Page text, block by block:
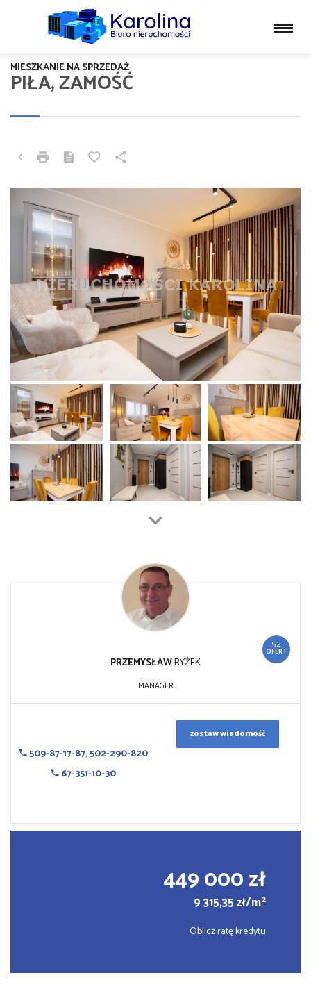
PIŁA, ZAMOŚĆ
MIESZKANIE NA SPRZEDAŻ
52
OFERT
PRZEMYSŁAWRYŻEK
MANAGER
509-87-17-87, 502-290-820
67-351-10-30
zostaw wiadomość
449 000 zł
9 315,35 zł/m2
Oblicz ratę kredytu